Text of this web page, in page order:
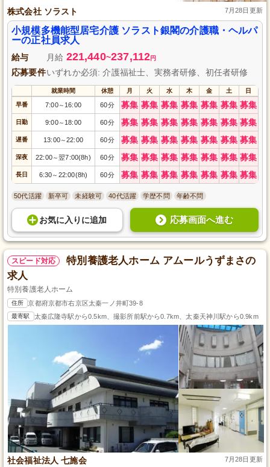
株式会社 ソラスト 7月28日更新
小規模多機能型居宅介護 ソラスト銀閣の介護職・ヘルパ
ーの正社員求人
給与 月給 221,440~237,112円
応募要件いずれか必須: 介護福祉士、実務者研修、初任者研修
就業時間 休憩 月 火 水 木 金 土 日
早番 7:00～ 16:00 60分 募集 募集 募集 募集 募集 募集 募集
日勤 9:00～ 18:00 60分 募集 募集 募集 募集 募集 募集 募集
遅番 13:00～22:00 60分 募集 募集 募集 募集 募集 募集 募集
深夜 22:00～翌7:00(8h) 60分 募集 募集 募集 募集 募集 募集 募集
長日 6:30～ 22:00(8h) 60分 募集 募集 募集 募集 募集 募集 募集
50代活躍 新卒可 未経験可 40代活躍 学歴不問 年齢不問
お気に入り に追加 応募画面へ進む
スピード対応
特別養護老人ホーム アムールうずまさの
求人
特別養護老人ホーム
住所 京都府京都市右京区太秦一ノ井町39-8
最寄駅 太秦広隆寺駅から0.5km、撮影所前駅から0.7km、太秦天神川駅から0.9km
社会福祉法人 七施会 7月28日更新